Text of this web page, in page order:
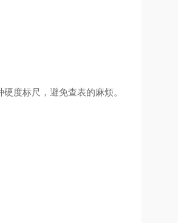
硬度标尺，避免查表的麻烦。